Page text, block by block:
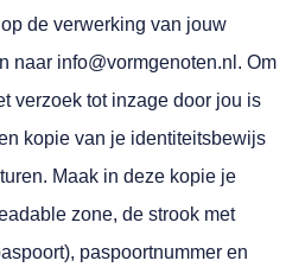
de verwerking van jouw
naar info@vormgenoten.nl. Om
verzoek tot inzage door jou is
kopie van je identiteitsbewijs
Maak in deze kopie je
zone, de strook met
paspoortnummer en